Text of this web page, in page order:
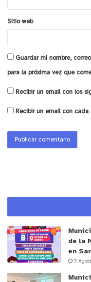
Sitio web
Guardar mi nombre,
para la próxima vez que
Recibir un email con los
Recibir un email con cada
de la
en
7